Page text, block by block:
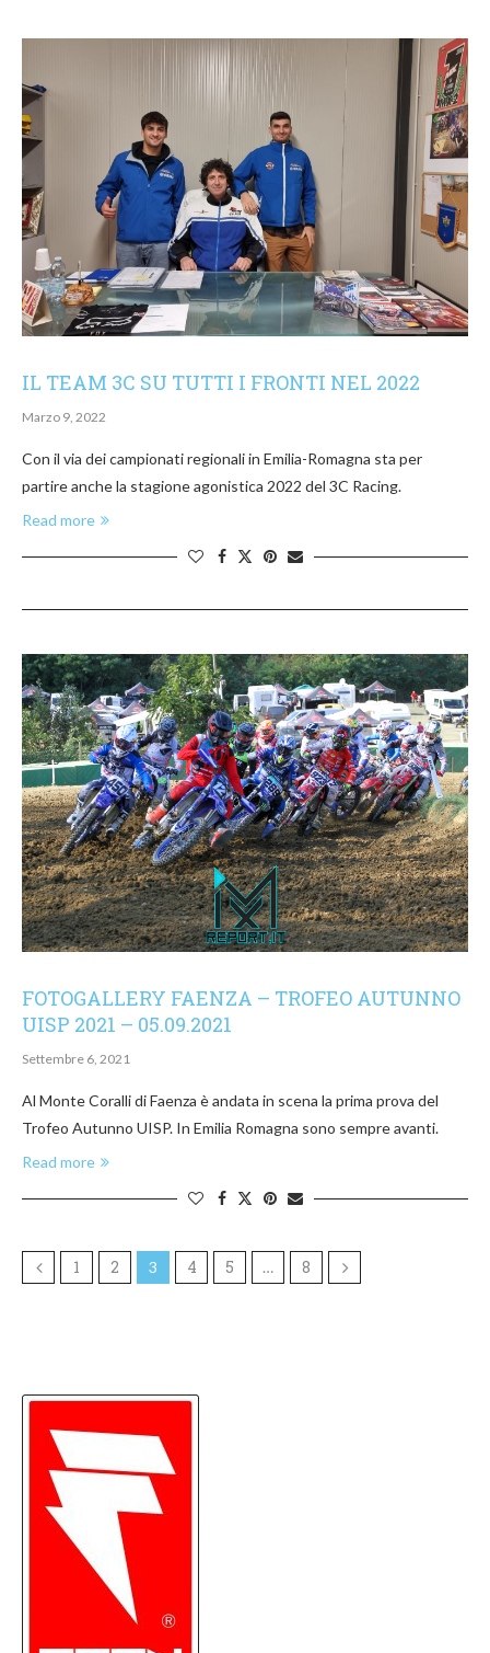
IL TEAM 3C SU TUTTI I FRONTI NEL 2022
Marzo 9, 2022
Con il via dei campionati regionali in Emilia-Romagna sta per
partire anche la stagione agonistica 2022 del 3C Racing.
Read more
FOTOGALLERY FAENZA – TROFEO AUTUNNO
UISP 2021 – 05.09.2021
Settembre 6, 2021
Al Monte Coralli di Faenza è andata in scena la prima prova del
Trofeo Autunno UISP. In Emilia Romagna sono sempre avanti.
Read more
1 2 3 4 5 … 8